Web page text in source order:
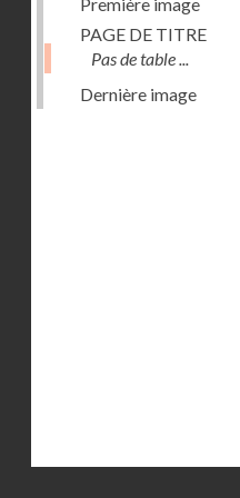
PAGE DE TITRE
Pas de table ...
Dernière image